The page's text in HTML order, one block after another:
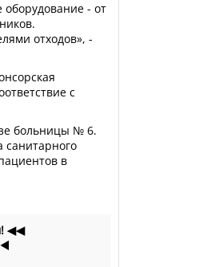
оборудование - от
отходов», -
с
больницы № 6.
санитарного
в
◀◀
◀️